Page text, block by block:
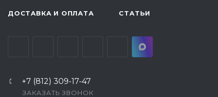
ДОСТАВКА И ОПЛАТА СТАТЬИ
+7 (812) 309-17-47
ЗАКАЗАТЬ ЗВОНОК